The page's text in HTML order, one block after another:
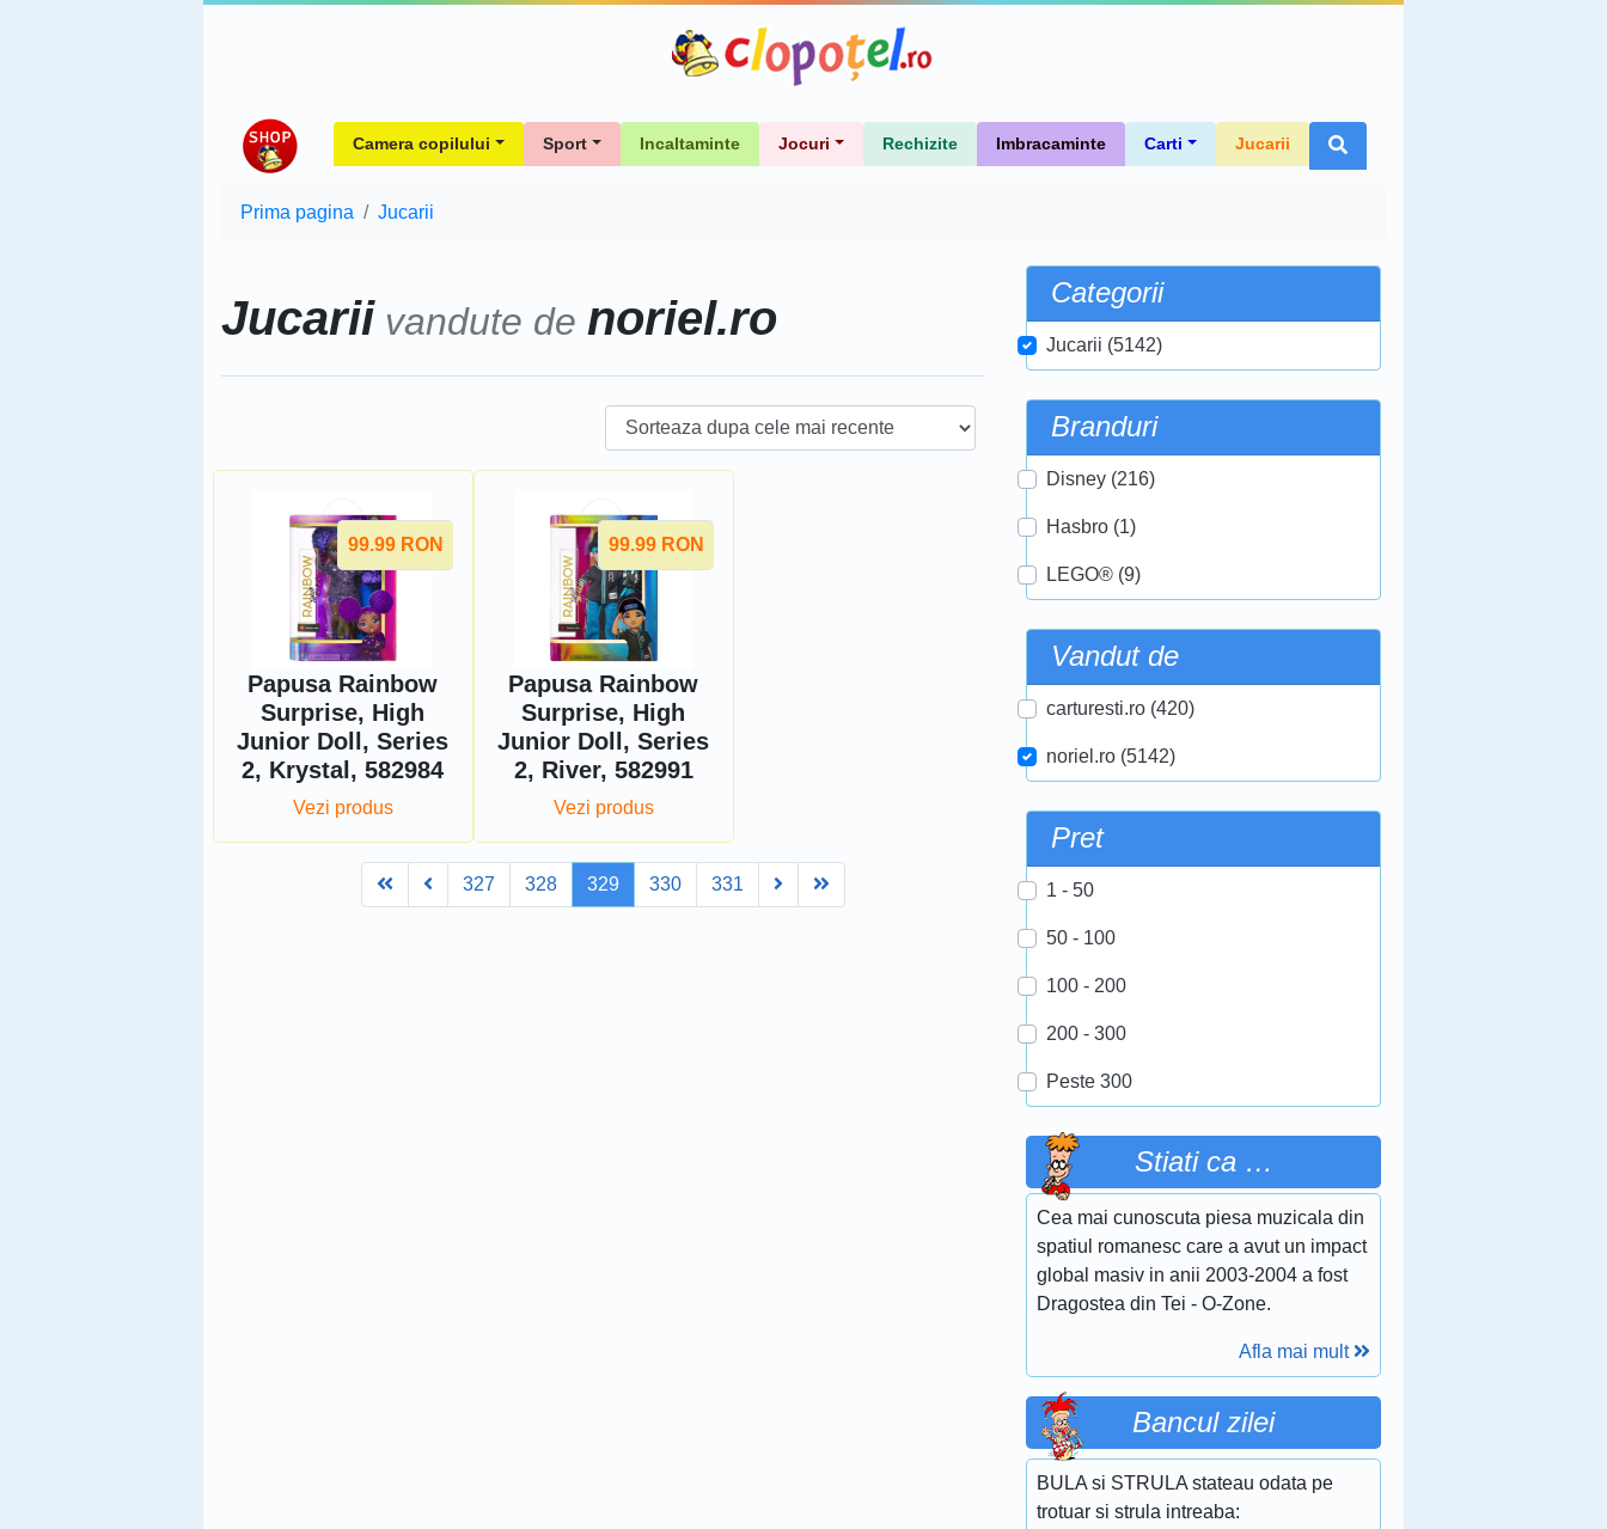
Camera copilului Sport Incaltaminte Jocuri Rechizite Imbracaminte Carti Jucarii
Prima pagina Jucarii
Jucarii vandute de noriel.ro
99.99 RON
Papusa Rainbow
Surprise, High
Junior Doll, Series
2, Krystal, 582984
Vezi produs
99.99 RON
Papusa Rainbow
Surprise, High
Junior Doll, Series
2, River, 582991
Vezi produs
FirstPrev327 328 329 330 331 Next
Categorii
Jucarii (5142)
Branduri
Disney (216)
Hasbro (1)
LEGO® (9)
Vandut de
carturesti.ro (420)
noriel.ro (5142)
Pret
1 - 50
50 - 100
100 - 200
200 - 300
Peste 300
Stiati ca …
Cea mai cunoscuta piesa muzicala din
spatiul romanesc care a avut un impact
global masiv in anii 2003-2004 a fost
Dragostea din Tei - O-Zone.
Afla mai mult
Bancul zilei
BULA si STRULA stateau odata pe
trotuar si strula intreaba: